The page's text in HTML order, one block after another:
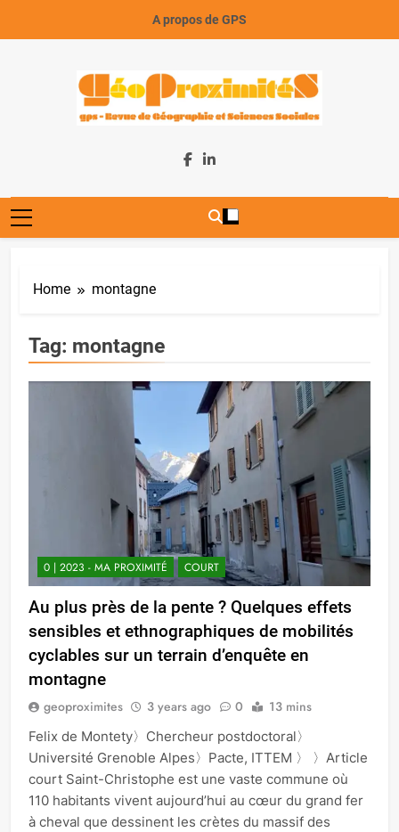
A propos de GPS
GeoProximiteS
Home montagne
Tag: montagne
0 | 2023 - MA PROXIMITÉ COURT
Au plus près de la pente ? Quelques effets
sensibles et ethnographiques de mobilités
cyclables sur un terrain d’enquête en
montagne
geoproximites 3 years ago 0 13 mins
Felix de Montety〉Chercheur postdoctoral〉
Université Grenoble Alpes〉Pacte, ITTEM 〉 〉Article
court Saint-Christophe est une vaste commune où
110 habitants vivent aujourd’hui au cœur du grand fer
à cheval que dessinent les crètes du massif des